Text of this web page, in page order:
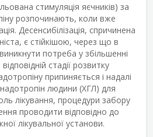
стимуляція яєчників) за
розпочинають, коли вже
Десенсибілізація, спричинена
є стійкішою, через що в
потреба у збільшенні
стадії розвитку
припиняється і надалі
людини (ХГЛ) для
лікування, процедури забору
проводити відповідно до
лікувальної установи.